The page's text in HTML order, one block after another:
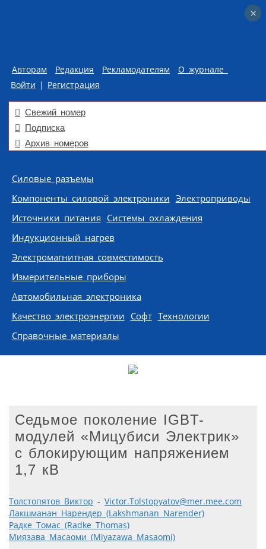
Авторам Редакция Рекламодателям
О журнале
Войти | Регистрация
Свежий номер
Подписка
Архив номеров
Skip to content
Силовые разъемы
Компоненты силовой электроники Электроприводы
Источники питания Системы охлаждения
Индукционный нагрев
Электромагнитная совместимость
Измерительные приборы
Автомобильная электроника
Качество электроэнергии Софт Технологии
Справочные материалы
Седьмое поколение IGBT-
модулей «Мицубиси Электрик»
с блокирующим напряжением
1,7 кВ
Толстопятов Виктор - Victor.Tolstopyatov@mer.mee.com
Лакшманан Нарендер (Lakshmanan Narender)
Радке Томас (Radke Thomas)
Миязава Масаоми (Miyazawa Masaomi)
×
×